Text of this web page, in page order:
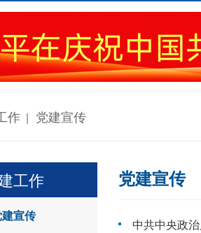
作 党建宣传
工作
宣传
党建宣传
中共中央政